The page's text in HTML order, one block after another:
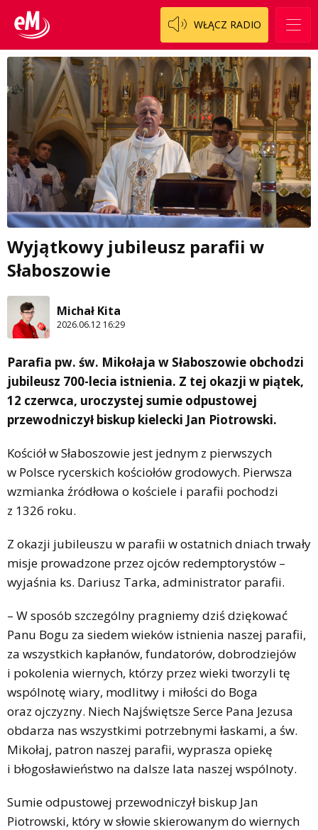
WŁĄCZ RADIO
Wyjątkowy jubileusz parafii w
Słaboszowie
Michał Kita
2026.06.12 16:29
Parafia pw. św. Mikołaja w Słaboszowie obchodzi
jubileusz 700-lecia istnienia. Z tej okazji w piątek,
12 czerwca, uroczystej sumie odpustowej
przewodniczył biskup kielecki Jan Piotrowski.
Kościół w Słaboszowie jest jednym z pierwszych
w Polsce rycerskich kościołów grodowych. Pierwsza
wzmianka źródłowa o kościele i parafii pochodzi
z 1326 roku.
Z okazji jubileuszu w parafii w ostatnich dniach trwały
misje prowadzone przez ojców redemptorystów –
wyjaśnia ks. Dariusz Tarka, administrator parafii.
– W sposób szczególny pragniemy dziś dziękować
Panu Bogu za siedem wieków istnienia naszej parafii,
za wszystkich kapłanów, fundatorów, dobrodziejów
i pokolenia wiernych, którzy przez wieki tworzyli tę
wspólnotę wiary, modlitwy i miłości do Boga
oraz ojczyzny. Niech Najświętsze Serce Pana Jezusa
obdarza nas wszystkimi potrzebnymi łaskami, a św.
Mikołaj, patron naszej parafii, wyprasza opiekę
i błogosławieństwo na dalsze lata naszej wspólnoty.
Sumie odpustowej przewodniczył biskup Jan
Piotrowski, który w słowie skierowanym do wiernych